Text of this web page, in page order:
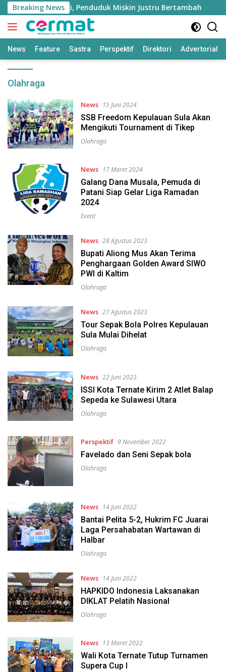
Langsung
ke
konten
Breaking News
Tinggi, Penduduk Miskin Justru Bertambah
News Feature Sastra Perspektif Direktori Advertorial
Olahraga
News 15 Juni 2024
SSB Freedom Kepulauan Sula Akan
Mengikuti Tournament di Tikep
Olahraga
News 17 Maret 2024
Galang Dana Musala, Pemuda di
Patani Siap Gelar Liga Ramadan
2024
Event
News 28 Agustus 2023
Bupati Aliong Mus Akan Terima
Penghargaan Golden Award SIWO
PWI di Kaltim
Olahraga
News 27 Agustus 2023
Tour Sepak Bola Polres Kepulauan
Sula Mulai Dihelat
Olahraga
News 22 Juni 2023
ISSI Kota Ternate Kirim 2 Atlet Balap
Sepeda ke Sulawesi Utara
Olahraga
Perspektif 9 November 2022
Favelado dan Seni Sepak bola
Olahraga
News 14 Juni 2022
Bantai Pelita 5-2, Hukrim FC Juarai
Laga Persahabatan Wartawan di
Halbar
Olahraga
News 14 Juni 2022
HAPKIDO Indonesia Laksanakan
DIKLAT Pelatih Nasional
Olahraga
News 13 Maret 2022
Wali Kota Ternate Tutup Turnamen
Supera Cup I